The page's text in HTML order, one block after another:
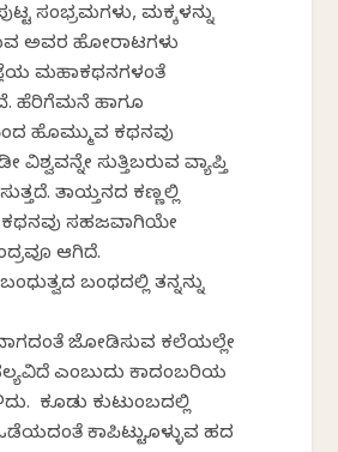
ಸಂಭ್ರಮಗಳು, ಮಕ್ಕಳನ್ನು
ಅವರ ಹೋರಾಟಗಳು
ಮಹಾಕಥನಗಳಂತೆ
ಹೆರಿಗೆಮನೆ ಹಾಗೂ
ಹೊಮ್ಮುವ ಕಥನವು
ವಿಶ್ವವನ್ನೇ ಸುತ್ತಿಬರುವ ವ್ಯಾಪ್ತಿ
ತಾಯ್ತನದ ಕಣ್ಣಲ್ಲಿ
ಸಹಜವಾಗಿಯೇ
ಆಗಿದೆ.
ಬಂಧದಲ್ಲಿ ತನ್ನನ್ನು
ಜೋಡಿಸುವ ಕಲೆಯಲ್ಲೇ
ಎಂಬುದು ಕಾದಂಬರಿಯ
ಕೂಡು ಕುಟುಂಬದಲ್ಲಿ
ಕಾಪಿಟ್ಟುಕೊಳ್ಳುವ ಹದ